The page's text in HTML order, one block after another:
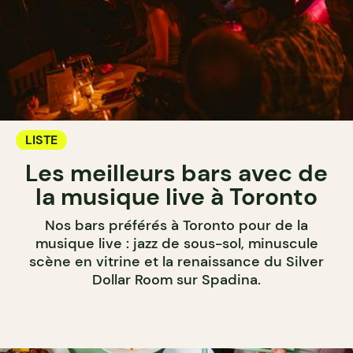
LISTE
Les meilleurs bars avec de
la musique live à Toronto
Nos bars préférés à Toronto pour de la
musique live : jazz de sous-sol, minuscule
scène en vitrine et la renaissance du Silver
Dollar Room sur Spadina.